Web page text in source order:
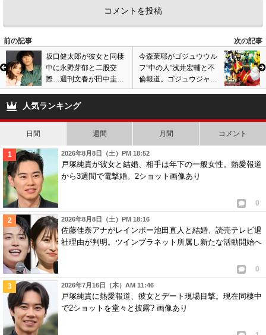
前の記事
次の記事
坂口健太郎が彼女と同棲
中に永野芽郁と二股交
際…週刊文春が田中圭と
の不倫疑惑報道で関係解
消?
今森茉耶がゴジュウウル
フ”中の人”浅井宏輔と不
倫報道。ゴジュウジャー
出演者同士の不適切関係
人気ランキング
日間 週間 月間 コメント
2026年8月8日（土）PM 18:52
戸塚純貴が彼女と結婚、相手は年下の一般女性。熱愛報道
から3週間で電撃婚。2ショット画像あり
0
2026年8月8日（土）PM 18:16
佐藤佳奈アナがレインボー池田直人と結婚、読売テレビ退
社理由が判明。ツインプラネット所属し新たな活動開始へ
0
2026年7月16日（木）AM 11:46
戸塚純貴に熱愛報道、彼女とデート現場目撃。現在同棲中
で2ショットを堂々と披露? 画像あり